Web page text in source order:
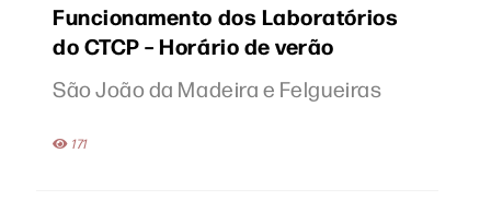
Funcionamento dos Laboratórios
do CTCP – Horário de verão
São João da Madeira e Felgueiras
171